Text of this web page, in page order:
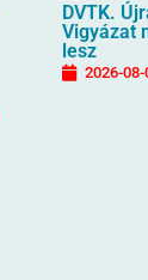
DVTK.
Vigyázat
lesz
2026-08-